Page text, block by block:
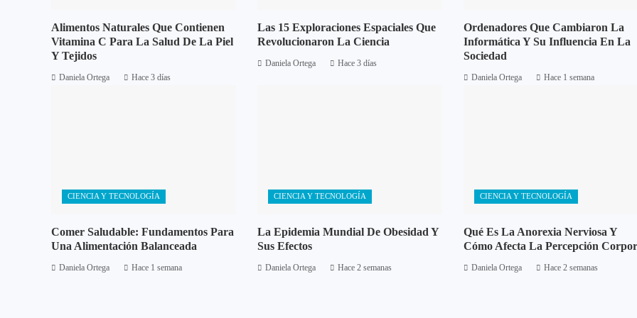
Alimentos Naturales Que Contienen
Vitamina C Para La Salud De La Piel
Y Tejidos
Daniela Ortega Hace 3 días
Las 15 Exploraciones Espaciales Que
Revolucionaron La Ciencia
Daniela Ortega Hace 3 días
Ordenadores Que Cambiaron La
Informática Y Su Influencia En La
Sociedad
Daniela Ortega Hace 1 semana
CIENCIA Y TECNOLOGÍA
Comer Saludable: Fundamentos Para
Una Alimentación Balanceada
Daniela Ortega Hace 1 semana
CIENCIA Y TECNOLOGÍA
La Epidemia Mundial De Obesidad Y
Sus Efectos
Daniela Ortega Hace 2 semanas
CIENCIA Y TECNOLOGÍA
Qué Es La Anorexia Nerviosa Y
Cómo Afecta La Percepción
Daniela Ortega Hace 2 semanas